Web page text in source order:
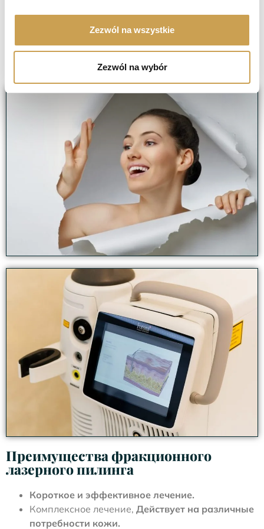
Zezwól na wszystkie
Zezwól na wybór
после первой процедуры.
Научно признана наиболее эффективной
терапией для удаления шрамов.
Преимущества фракционного
лазерного пилинга
Короткое и эффективное лечение.
Комплексное лечение, Действует на различные
потребности кожи.